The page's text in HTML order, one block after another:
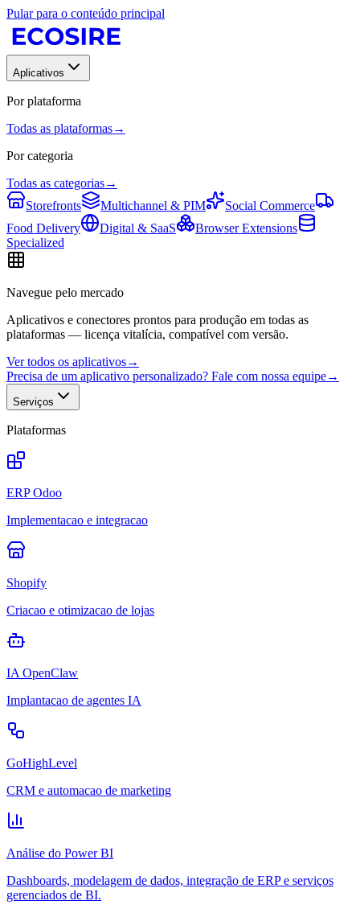
Pular para o conteúdo principal
Aplicativos
Por plataforma
Todas as plataformas→
Por categoria
Todas as categorias→
Storefronts
Multichannel & PIM
Social Commerce
Food Delivery
Digital & SaaS
Browser Extensions
Specialized
Navegue pelo mercado
Aplicativos e conectores prontos para produção em todas as
plataformas — licença vitalícia, compatível com versão.
Ver todos os aplicativos→
Precisa de um aplicativo personalizado? Fale com nossa equipe→
Serviços
Plataformas
ERP Odoo
Implementacao e integracao
Shopify
Criacao e otimizacao de lojas
IA OpenClaw
Implantacao de agentes IA
GoHighLevel
CRM e automacao de marketing
Análise do Power BI
Dashboards, modelagem de dados, integração de ERP e serviços
gerenciados de BI.